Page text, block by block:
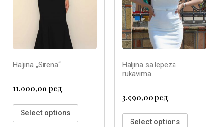
Haljina „Sirena“
11.000,00 рсд
Select options
Haljina sa lepeza
rukavima
3.990,00 рсд
Select options